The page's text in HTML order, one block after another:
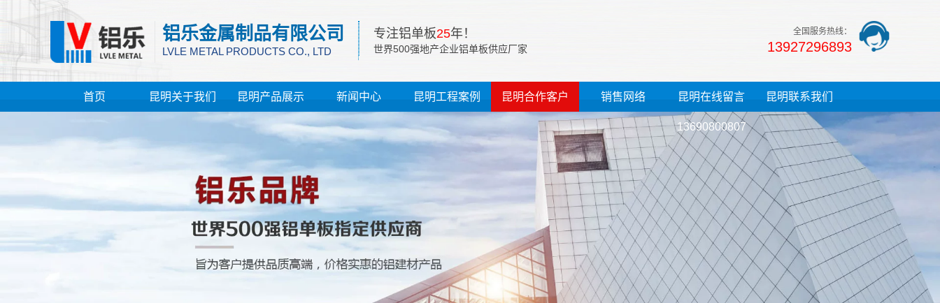
铝乐金属制品有限公司
LVLE METAL PRODUCTS CO., LTD
专注铝单板25年！
世界500强地产企业铝单板供应厂家
全国服务热线：
13927296893
首页 昆明关于我们 昆明产品展示 新闻中心 昆明工程案例 昆明合作客户 销售网络 昆明在线留言
13690800807
昆明联系我们